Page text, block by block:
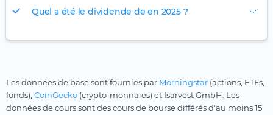
Quel a été le dividende de en 2025 ?
Les données de base sont fournies par Morningstar (actions, ETFs,
fonds), CoinGecko (crypto-monnaies) et Isarvest GmbH. Les
données de cours sont des cours de bourse différés d'au moins 15